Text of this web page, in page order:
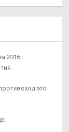
2016г
это